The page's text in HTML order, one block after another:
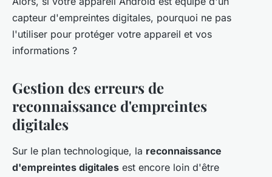
capteur d'empreintes digitales, pourquoi ne pas
l'utiliser pour protéger votre appareil et vos
informations ?
Gestion des erreurs de
reconnaissance d'empreintes
digitales
Sur le plan technologique, la reconnaissance
d'empreintes digitales est encore loin d'être